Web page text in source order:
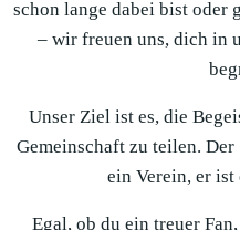
schon lange dabei bist oder
– wir freuen uns, dich in
Unser Ziel ist es, die
Gemeinschaft zu teilen.
ein Verein, er
Egal, ob du ein treuer